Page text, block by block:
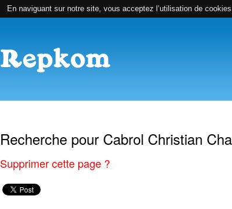
En naviguant sur notre site, vous acceptez l’utilisation de
Recherche pour Cabrol Christian
Supprimer cette page ?